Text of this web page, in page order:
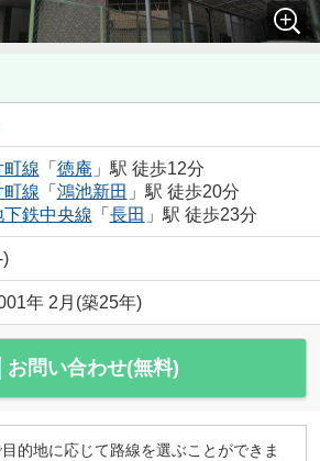
町線 「 徳庵 」駅 徒歩12分
町線 「 鴻池新田 」駅 徒歩20分
下鉄中央線 「 長田 」駅 徒歩23分
)
年 2月(築25年)
お問い合わせ(無料)
的地に応じて路線を選ぶことができま